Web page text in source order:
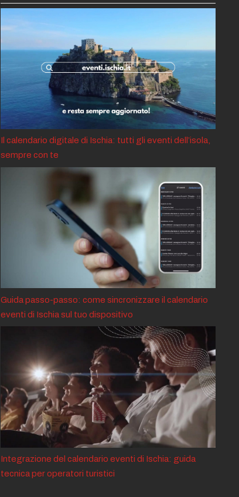
Il calendario digitale di Ischia: tutti gli eventi dell’isola,
sempre con te
Guida passo-passo: come sincronizzare il calendario
eventi di Ischia sul tuo dispositivo
Integrazione del calendario eventi di Ischia: guida
tecnica per operatori turistici